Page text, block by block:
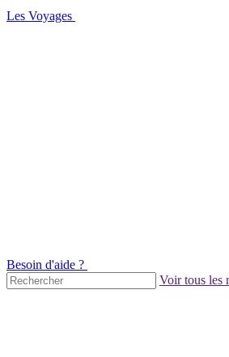
Les Voyages
Besoin d'aide ?
Voir tous les